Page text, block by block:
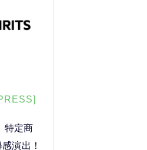
特定商
演出！